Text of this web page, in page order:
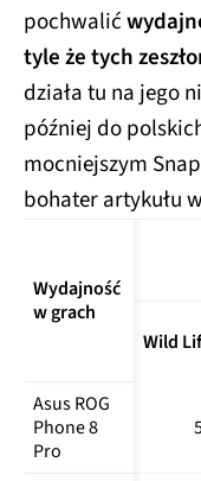
iPhone 15
iPhone 15
Pro
Nothing
Phone (2)
OnePlus 12
Open
Samsung
-
Samsung
Galaxy S24
Ultra
pochwalić
tyle że tych
działa tu na jego
później do
mocniejszym
bohater artykułu
Wydajność
w grach
Wild
Asus ROG
Phone 8
Pro